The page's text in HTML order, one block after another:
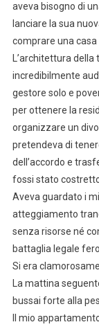
aveva bisogno di
lanciare la sua
comprare una
L’architettura
incredibilmente
gestore solo e
per ottenere la
organizzare un
pretendeva di
dell’accordo e
fossi stato
Aveva guardato i
atteggiamento
senza risorse né
battaglia legale
Si era
La mattina
bussai forte alla
Il mio